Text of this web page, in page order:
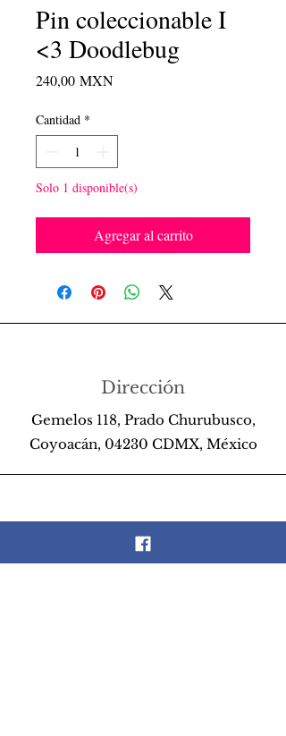
Pin coleccionable I
<3 Doodlebug
240,00 MXNPrecio
Cantidad *
Solo 1 disponible(s)
Agregar al carrito
Dirección
Gemelos 118, Prado Churubusco,
Coyoacán, 04230 CDMX, México
Teléfono
55 26 89 13 14